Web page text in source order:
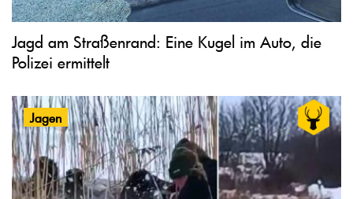
Jagd am Straßenrand: Eine Kugel im Auto, die
Polizei ermittelt
Jagen